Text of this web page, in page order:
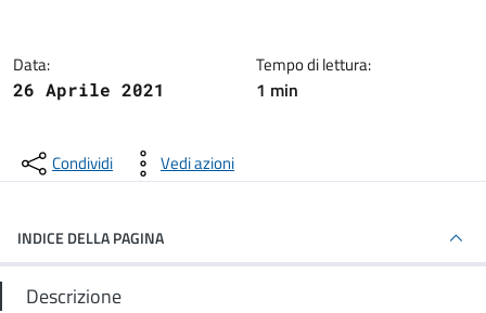
Data:
26 Aprile 2021
Tempo di lettura:
1 min
Condividi Vedi azioni
INDICE DELLA PAGINA
Descrizione